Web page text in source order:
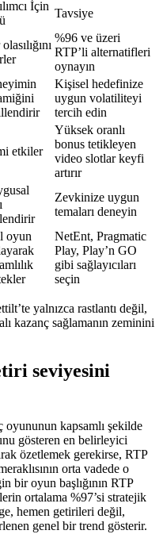
İçin
Tavsiye
%96 ve üzeri
RTP’li alternatifleri
oynayın
Kişisel hedefinize
uygun volatiliteyi
tercih edin
etkiler
Yüksek oranlı
bonus tetikleyen
video slotlar keyfi
artırır
Zevkinize uygun
temaları deneyin
oyun
NetEnt, Pragmatic
Play, Play’n GO
gibi sağlayıcıları
seçin
yalnızca rastlantı değil,
kazanç sağlamanın zeminini
seviyesini
kapsamlı şekilde
gösteren en belirleyici
özetlemek gerekirse, RTP
orta vadede o
bir oyun başlığının RTP
ortalama %97’si stratejik
hemen getirileri değil,
genel bir trend gösterir.